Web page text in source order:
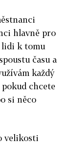
hlavně pro
lidi k tomu
času a
každý
chcete
si něco
velikosti